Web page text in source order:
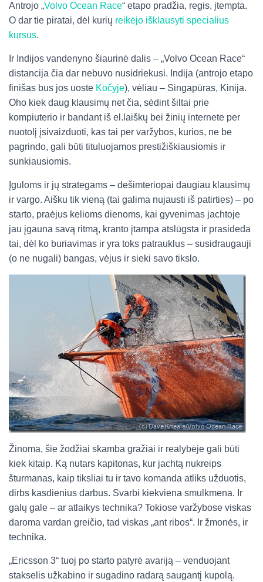
Antrojo „Volvo Ocean Race“ etapo pradžia, regis, įtempta.
O dar tie piratai, dėl kurių reikėjo išklausyti specialius
kursus.
Ir Indijos vandenyno šiaurinė dalis – „Volvo Ocean Race“
distancija čia dar nebuvo nusidriekusi. Indija (antrojo etapo
finišas bus jos uoste Kočyje), vėliau – Singapūras, Kinija.
Oho kiek daug klausimų net čia, sėdint šiltai prie
kompiuterio ir bandant iš el.laiškų bei žinių internete per
nuotolį įsivaizduoti, kas tai per varžybos, kurios, ne be
pagrindo, gali būti tituluojamos prestižiškiausiomis ir
sunkiausiomis.
Įguloms ir jų strategams – dešimteriopai daugiau klausimų
ir vargo. Aišku tik vieną (tai galima nujausti iš patirties) – po
starto, praėjus kelioms dienoms, kai gyvenimas jachtoje
jau įgauna savą ritmą, kranto įtampa atslūgsta ir prasideda
tai, dėl ko buriavimas ir yra toks patrauklus – susidraugauji
(o ne nugali) bangas, vėjus ir sieki savo tikslo.
Žinoma, šie žodžiai skamba gražiai ir realybėje gali būti
kiek kitaip. Ką nutars kapitonas, kur jachtą nukreips
šturmanas, kaip tiksliai tu ir tavo komanda atliks užduotis,
dirbs kasdienius darbus. Svarbi kiekviena smulkmena. Ir
galų gale – ar atlaikys technika? Tokiose varžybose viskas
daroma vardan greičio, tad viskas „ant ribos“. Ir žmonės, ir
technika.
„Ericsson 3“ tuoj po starto patyrė avariją – venduojant
stakselis užkabino ir sugadino radarą saugantį kupolą.